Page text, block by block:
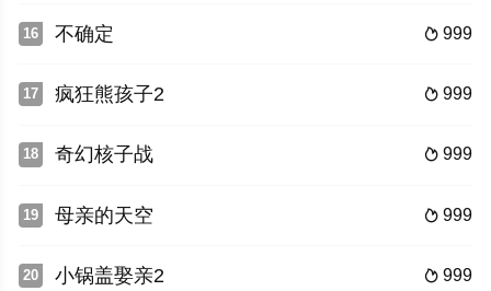
16  999
不确定
17  999
疯狂熊孩子2
18  999
奇幻核子战
19  999
母亲的天空
20  999
小锅盖娶亲2